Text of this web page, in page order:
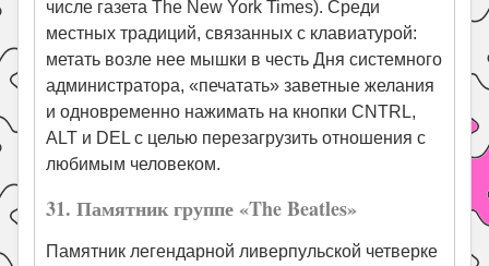
числе газета The New York Times). Среди
местных традиций, связанных с клавиатурой:
метать возле нее мышки в честь Дня системного
администратора, «печатать» заветные желания
и одновременно нажимать на кнопки CNTRL,
ALT и DEL с целью перезагрузить отношения с
любимым человеком.
31. Памятник группе «The Beatles»
Памятник легендарной ливерпульской четверке